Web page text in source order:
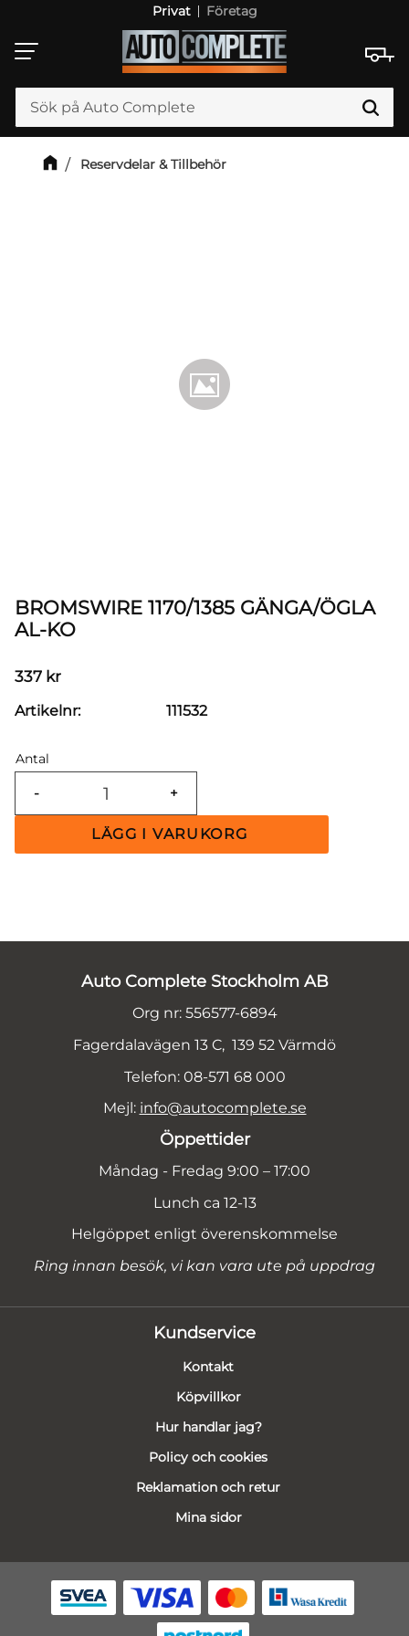
Meny
Privat Företag
Reservdelar & Tillbehör
BROMSWIRE 1170/1385 GÄNGA/ÖGLA
AL-KO
337 kr
Antal
+
-
Artikelnr 111532
Auto Complete Stockholm AB
Org nr: 556577-6894
Fagerdalavägen 13 C, 139 52 Värmdö
Telefon: 08-571 68 000
Mejl: info@autocomplete.se
Öppettider
Måndag - Fredag 9:00 – 17:00
Lunch ca 12-13
Helgöppet enligt överenskommelse
Ring innan besök, vi kan vara ute på uppdrag
Kundservice
Kontakt
Köpvillkor
Hur handlar jag?
Policy och cookies
Reklamation och retur
Mina sidor